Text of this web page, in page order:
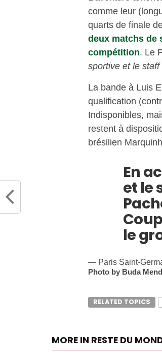
comme leur
quarts de finale
deux matchs de
compétition. Le
sportive et le staff
La bande à Luis
qualification
Indisponibles,
restent à
brésilien
En
et le
le
— Paris Saint-
Photo by Buda
RELATED TOPICS
MORE IN RESTE DU